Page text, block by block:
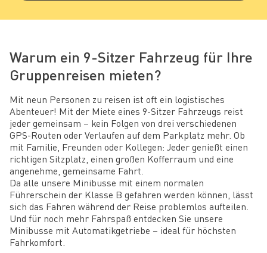
Warum ein 9-Sitzer Fahrzeug für Ihre
Gruppenreisen mieten?
Mit neun Personen zu reisen ist oft ein logistisches
Abenteuer! Mit der Miete eines 9-Sitzer Fahrzeugs reist
jeder gemeinsam – kein Folgen von drei verschiedenen
GPS-Routen oder Verlaufen auf dem Parkplatz mehr. Ob
mit Familie, Freunden oder Kollegen: Jeder genießt einen
richtigen Sitzplatz, einen großen Kofferraum und eine
angenehme, gemeinsame Fahrt.
Da alle unsere Minibusse mit einem normalen
Führerschein der Klasse B gefahren werden können, lässt
sich das Fahren während der Reise problemlos aufteilen.
Und für noch mehr Fahrspaß entdecken Sie unsere
Minibusse mit Automatikgetriebe – ideal für höchsten
Fahrkomfort.